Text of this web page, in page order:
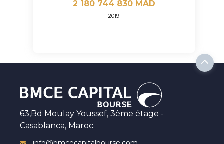
2 180 744 830 MAD
2019
63,Bd Moulay Youssef, 3ème étage -
Casablanca, Maroc.